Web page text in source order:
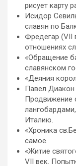
рисует карту
Исидор
славян по
Фредегар (VII
отношениях
«Обращение
славянском
«Деяния
Павел Диакон
Продвижение
Италию.
«Хроника
самое.
«Житие
VII век.